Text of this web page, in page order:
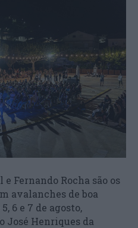
Fernando Rocha são os
avalanches de boa
6 e 7 de agosto,
José Henriques da